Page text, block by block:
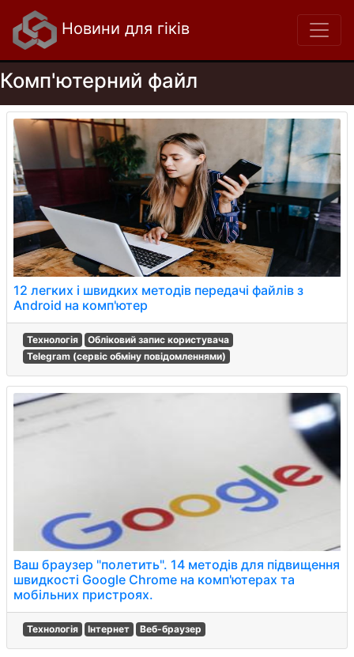
Новини для гіків
Комп'ютерний файл
12 легких і швидких методів передачі файлів з
Android на комп'ютер
Технологія
Обліковий запис користувача
Telegram (сервіс обміну повідомленнями)
Ваш браузер "полетить". 14 методів для підвищення
швидкості Google Chrome на комп'ютерах та
мобільних пристроях.
Технологія Інтернет Веб-браузер